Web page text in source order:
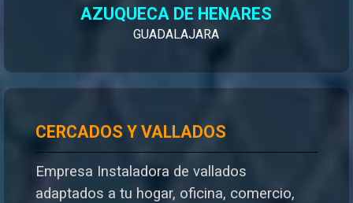
AZUQUECA DE HENARES
GUADALAJARA
CERCADOS Y VALLADOS
Empresa Instaladora de vallados
adaptados a tu hogar, oficina, comercio,